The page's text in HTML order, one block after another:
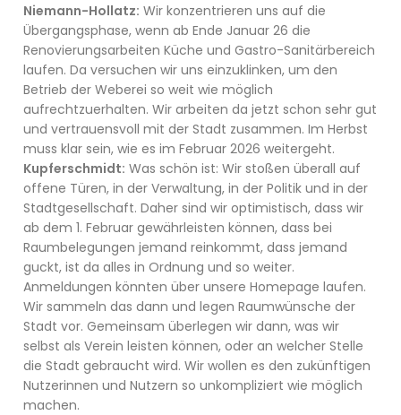
Niemann-Hollatz: Wir konzentrieren uns auf die
Übergangsphase, wenn ab Ende Januar 26 die
Renovierungsarbeiten Küche und Gastro-Sanitärbereich
laufen. Da versuchen wir uns einzuklinken, um den
Betrieb der Weberei so weit wie möglich
aufrechtzuerhalten. Wir arbeiten da jetzt schon sehr gut
und vertrauensvoll mit der Stadt zusammen. Im Herbst
muss klar sein, wie es im Februar 2026 weitergeht.
Kupferschmidt: Was schön ist: Wir stoßen überall auf
offene Türen, in der Verwaltung, in der Politik und in der
Stadtgesellschaft. Daher sind wir optimistisch, dass wir
ab dem 1. Februar gewährleisten können, dass bei
Raumbelegungen jemand reinkommt, dass jemand
guckt, ist da alles in Ordnung und so weiter.
Anmeldungen könnten über unsere Homepage laufen.
Wir sammeln das dann und legen Raumwünsche der
Stadt vor. Gemeinsam überlegen wir dann, was wir
selbst als Verein leisten können, oder an welcher Stelle
die Stadt gebraucht wird. Wir wollen es den zukünftigen
Nutzerinnen und Nutzern so unkompliziert wie möglich
machen.